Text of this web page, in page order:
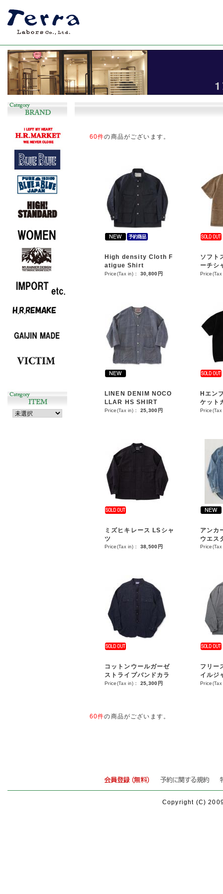
60件の商品がございます。
High density Cloth F
atigue Shirt
Price(Tax in) ： 30,800円
ソフト
ーチシ
Price
LINEN DENIM NOCO
LLAR HS SHIRT
Price(Tax in) ： 25,300円
Hエン
ケット
Price
ミズヒキレース LSシャ
ツ
Price(Tax in) ： 38,500円
アンカ
ウエス
Price
コットンウールガーゼ
ストライプバンドカラ
ーシャツ
Price(Tax in) ： 25,300円
フリー
イルジ
ーディ
Price
60件の商品がございます。
Copyright (C)